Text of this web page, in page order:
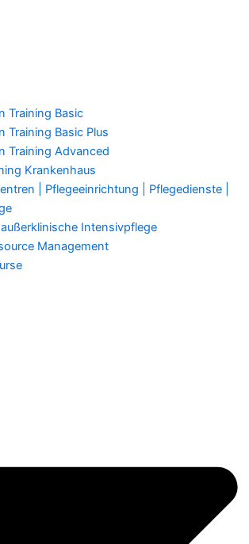
Training Basic
Training Basic Plus
Training Advanced
Krankenhaus
| Pflegeeinrichtung | Pflegedienste |
Intensivpflege
Management